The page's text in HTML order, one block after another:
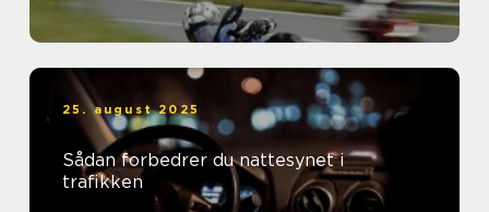
25. august 2025
Sådan forbedrer du nattesynet i
trafikken